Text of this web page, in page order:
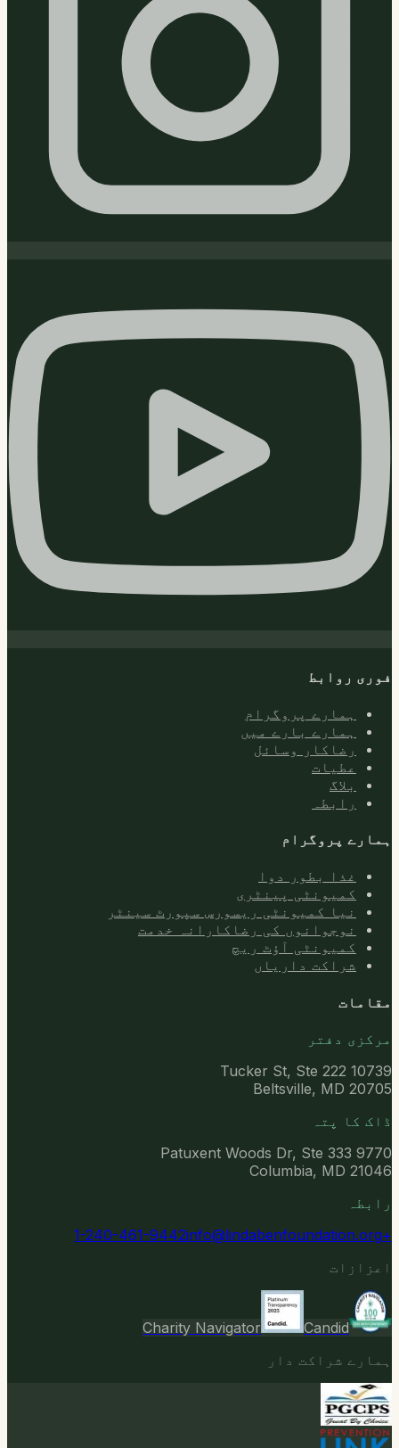
فوری روابط
ہمارے پروگرام
ہمارے بارے میں
رضاکار وسائل
عطیات
بلاگ
رابطہ
ہمارے پروگرام
غذا بطور دوا
کمیونٹی پینٹری
نیا کمیونٹی ریسورس سپورٹ سینٹر
نوجوانوں کی رضاکارانہ خدمت
کمیونٹی آؤٹ ریچ
شراکت داریاں
مقامات
مرکزی دفتر
10739 Tucker St, Ste 222
Beltsville, MD 20705
ڈاک کا پتہ
9770 Patuxent Woods Dr, Ste 333
Columbia, MD 21046
رابطہ
+1-240-461-9442
info@lindabenfoundation.org
اعزازات
Charity Navigator
Candid
ہمارے شراکت دار